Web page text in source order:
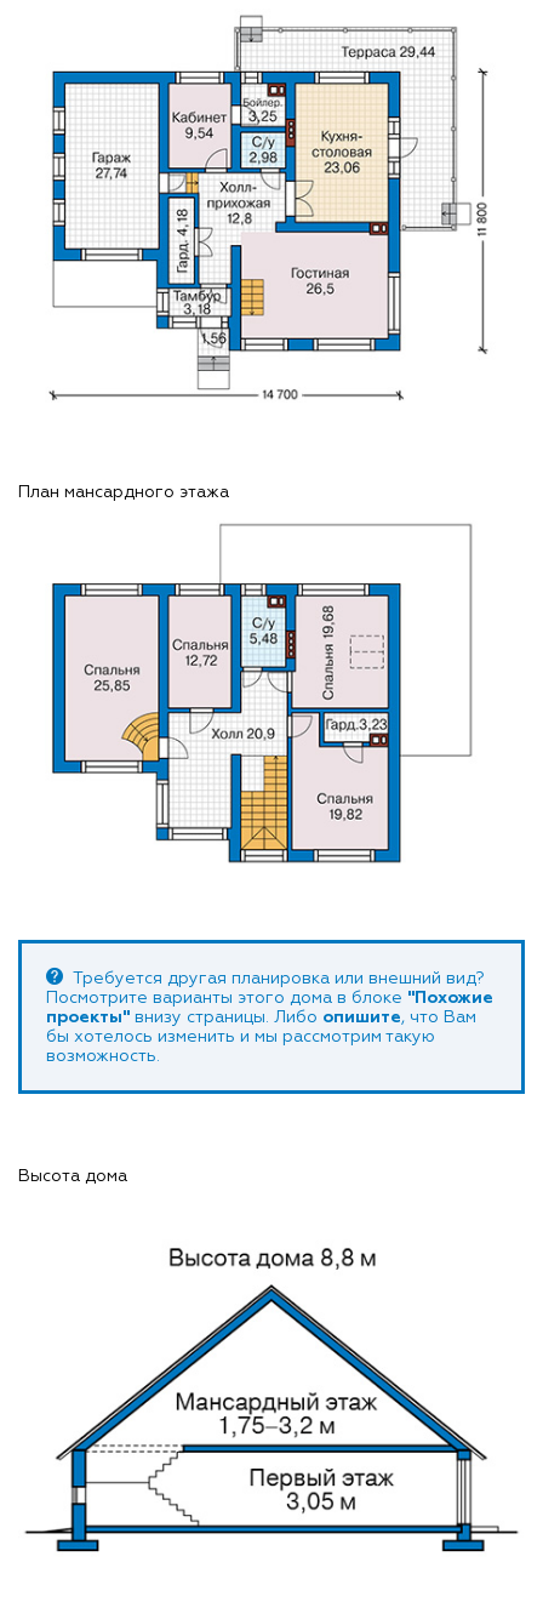
План мансардного этажа
Требуется другая планировка или внешний вид?
Посмотрите варианты этого дома в блоке "Похожие
проекты" внизу страницы. Либо опишите, что Вам
бы хотелось изменить и мы рассмотрим такую
возможность.
Высота дома